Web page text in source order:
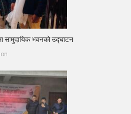
सामुदायिक भवनको उद्घाटन